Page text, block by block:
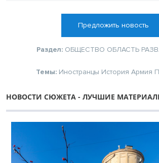
Предложить новость
Раздел: ОБЩЕСТВО ОБЛАСТЬ
Темы: Иностранцы История Армия
НОВОСТИ СЮЖЕТА - ЛУЧШИЕ